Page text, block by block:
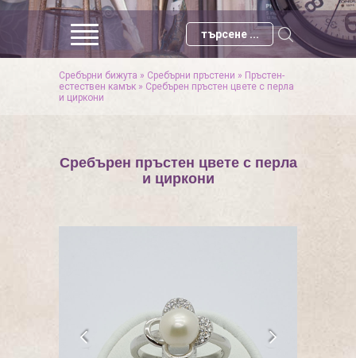
Сребърни бижута » Сребърни пръстени » Пръстен-
естествен камък » Сребърен пръстен цвете с перла
и циркони
Сребърен пръстен цвете с перла
и циркони